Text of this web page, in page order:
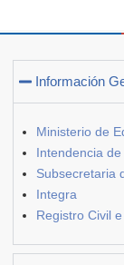
Información
Ministerio de
Intendencia
Subsecretaria
Integra
Registro Civil